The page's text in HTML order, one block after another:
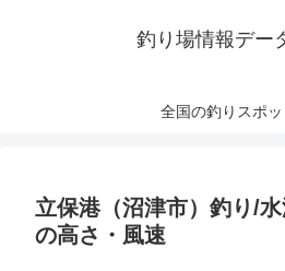
釣り場情報デー
全国の釣りスポ
立保港（沼津市）釣り/
の高さ・風速